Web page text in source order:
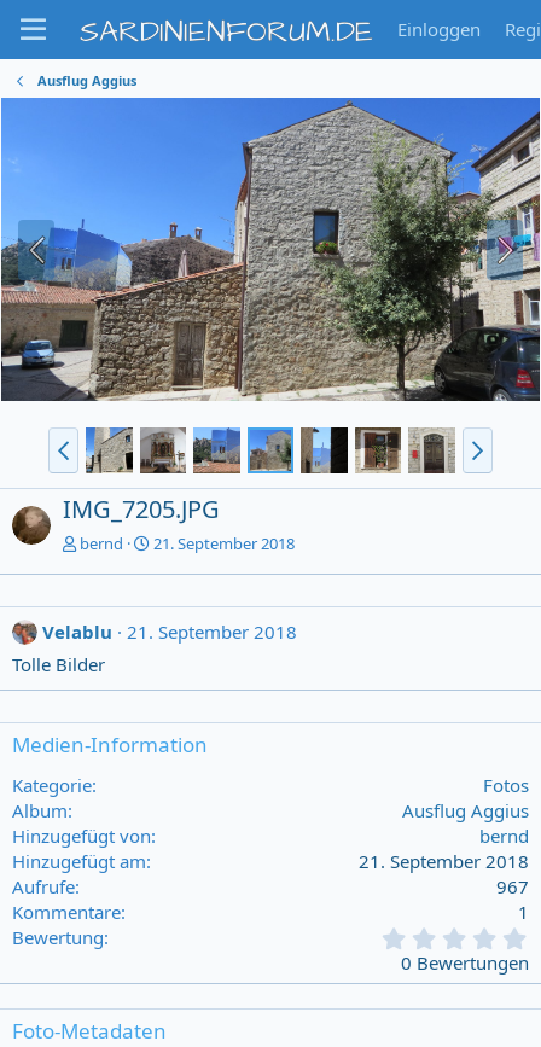
SARDINIENFORUM.DE Einloggen
Ausflug Aggius
IMG_7205.JPG
bernd 21. September 2018
Velablu
21. September 2018
Tolle Bilder
Medien-Information
Kategorie
Fotos
Album
Ausflug Aggius
Hinzugefügt von
bernd
Hinzugefügt am
21. September 2018
Aufrufe
967
Kommentare
1
Bewertung
0
0
0 Bewertungen
Foto-Metadaten